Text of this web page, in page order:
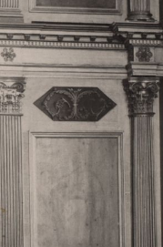
веру в
Главная